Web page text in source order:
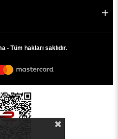
- Tüm hakları saklıdır.